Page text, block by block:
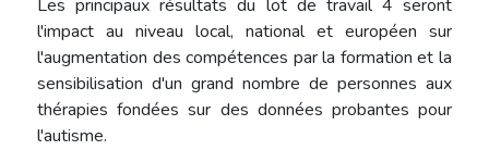
Les principaux résultats du lot de travail 4 seront
l'impact au niveau local, national et européen sur
l'augmentation des compétences par la formation et la
sensibilisation d'un grand nombre de personnes aux
thérapies fondées sur des données probantes pour
l'autisme.